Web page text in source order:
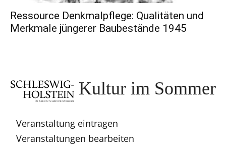
Ressource Denkmalpflege: Qualitäten und
Merkmale jüngerer Baubestände 1945
Kultur im Sommer
Veranstaltung eintragen
Veranstaltungen bearbeiten